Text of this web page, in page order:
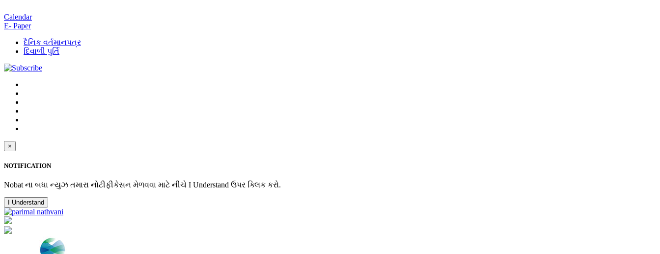
Calendar
E- Paper
દૈનિક વર્તમાનપત્ર
દિવાળી પુર્તિ
×
NOTIFICATION
Nobat ના બધા ન્યુઝ તમારા નોટીફીકેસન મેળવવા માટે નીચે I Understand ઉપર ક્લિક કરો.
I Understand